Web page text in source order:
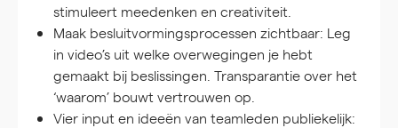
stimuleert meedenken en creativiteit.
Maak besluitvormingsprocessen zichtbaar: Leg
in video’s uit welke overwegingen je hebt
gemaakt bij beslissingen. Transparantie over het
‘waarom’ bouwt vertrouwen op.
Vier input en ideeën van teamleden publiekelijk: